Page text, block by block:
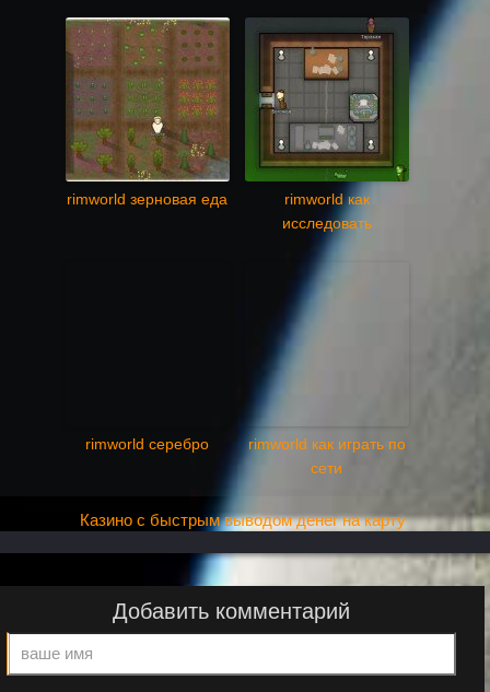
rimworld зерновая еда
rimworld как
исследовать
rimworld серебро
rimworld как играть по
сети
Казино с быстрым выводом денег на карту
Добавить комментарий